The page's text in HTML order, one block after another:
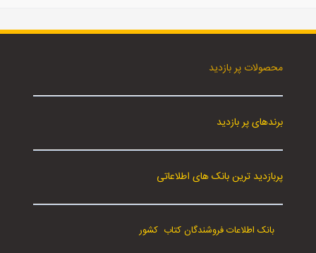
محصولات پر بازدید
برندهای پر بازدید
پربازدید ترین بانک های اطلاعاتی
بانک اطلاعات فروشندگان کتاب کشور